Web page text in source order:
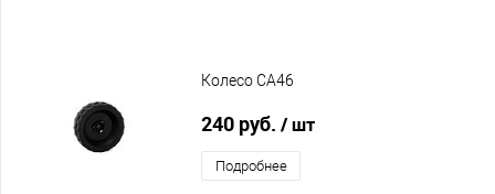
Колесо CA46
240 руб. / шт
Подробнее